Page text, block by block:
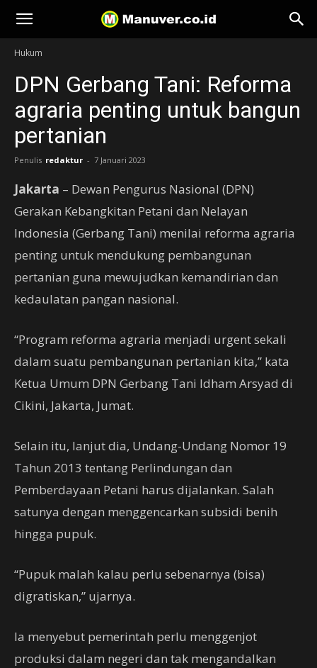
Manuver
Hukum
DPN Gerbang Tani: Reforma
agraria penting untuk bangun
pertanian
Penulis redaktur - 7 Januari 2023
Jakarta – Dewan Pengurus Nasional (DPN)
Gerakan Kebangkitan Petani dan Nelayan
Indonesia (Gerbang Tani) menilai reforma agraria
penting untuk mendukung pembangunan
pertanian guna mewujudkan kemandirian dan
kedaulatan pangan nasional.
“Program reforma agraria menjadi urgent sekali
dalam suatu pembangunan pertanian kita,” kata
Ketua Umum DPN Gerbang Tani Idham Arsyad di
Cikini, Jakarta, Jumat.
Selain itu, lanjut dia, Undang-Undang Nomor 19
Tahun 2013 tentang Perlindungan dan
Pemberdayaan Petani harus dijalankan. Salah
satunya dengan menggencarkan subsidi benih
hingga pupuk.
“Pupuk malah kalau perlu sebenarnya (bisa)
digratiskan,” ujarnya.
Ia menyebut pemerintah perlu menggenjot
produksi dalam negeri dan tak mengandalkan